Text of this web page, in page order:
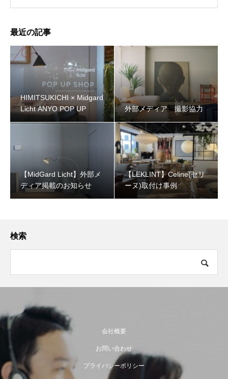
最近の記事
HIMITSUKICHI × Midgard
Licht ANYO POP UP
外部メディア 撮影協力
【MidGard Licht】外部メ
ディア掲載のお知らせ
【LEKLINT】Celine(セリ
ーヌ)取付け事例
検索
会社概要
お問い合わせ
プライバシーポリシー